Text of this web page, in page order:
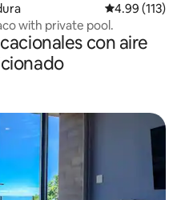
Calificación
4.99 (113)
with private pool.
con aire